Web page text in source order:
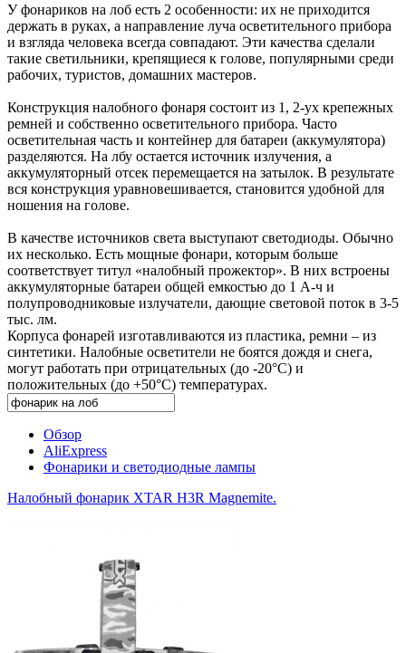
У фонариков на лоб есть 2 особенности: их не приходится
держать в руках, а направление луча осветительного прибора
и взгляда человека всегда совпадают. Эти качества сделали
такие светильники, крепящиеся к голове, популярными среди
рабочих, туристов, домашних мастеров.
Конструкция налобного фонаря состоит из 1, 2-ух крепежных
ремней и собственно осветительного прибора. Часто
осветительная часть и контейнер для батареи (аккумулятора)
разделяются. На лбу остается источник излучения, а
аккумуляторный отсек перемещается на затылок. В результате
вся конструкция уравновешивается, становится удобной для
ношения на голове.
В качестве источников света выступают светодиоды. Обычно
их несколько. Есть мощные фонари, которым больше
соответствует титул «налобный прожектор». В них встроены
аккумуляторные батареи общей емкостью до 1 А-ч и
полупроводниковые излучатели, дающие световой поток в 3-5
тыс. лм.
Корпуса фонарей изготавливаются из пластика, ремни – из
синтетики. Налобные осветители не боятся дождя и снега,
могут работать при отрицательных (до -20°C) и
положительных (до +50°C) температурах.
Обзор
AliExpress
Фонарики и светодиодные лампы
Налобный фонарик XTAR H3R Magnemite.